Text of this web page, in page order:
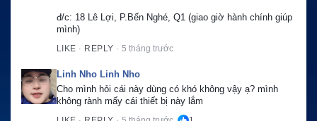
đ/c: 18 Lê Lợi, P.Bến Nghé, Q1 (giao giờ hành chính giúp
mình)
LIKE · REPLY · 5 tháng trước
Linh Nho Linh Nho
Cho mình hỏi cái này dùng có khó không vậy ạ? mình
không rành mấy cái thiết bị này lắm